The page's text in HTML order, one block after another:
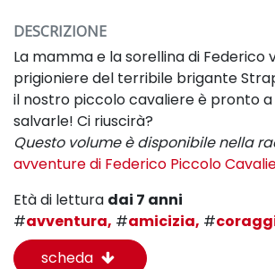
DESCRIZIONE
La mamma e la sorellina di
prigioniere del terribile brigante
il nostro piccolo cavaliere è pronto
salvarle! Ci riuscirà?
Questo volume è disponibile nella
avventure di Federico Piccolo
Età di lettura dai 7 anni
#avventura, #amicizia, #
scheda